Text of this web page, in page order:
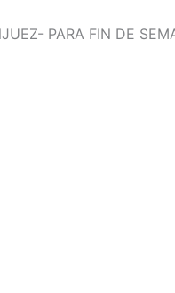
PARA FIN DE